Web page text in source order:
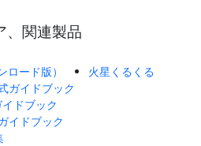
、関連製品
ード版）
火星くるくる
ガイドブック
ドブック
イドブック